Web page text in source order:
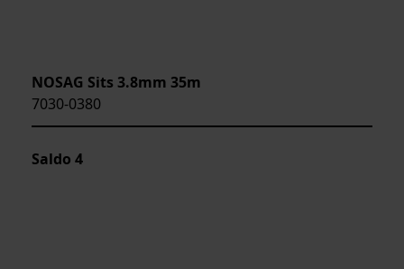
NOSAG Sits 3.8mm 35m
7030-0380
Saldo 4